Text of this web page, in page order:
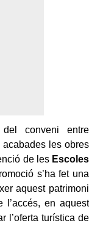
conveni entre
acabades les obres
de les Escoles
s’ha fet una
aquest patrimoni
en aquest
l’oferta turística de